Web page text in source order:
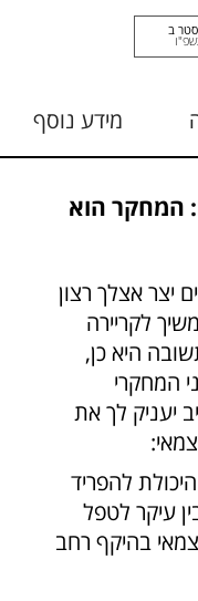
ב
מידע נוסף
המחקר הוא
יצר אצלך רצון
לקריירה
היא כן,
המחקרי
יעניק לך את
להפריד
עיקר לטפל
בהיקף רחב